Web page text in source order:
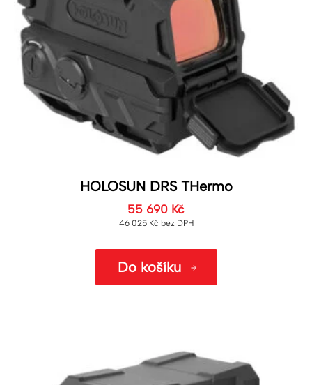
HOLOSUN DRS THermo
55 690 Kč
46 025 Kč bez DPH
Do košíku